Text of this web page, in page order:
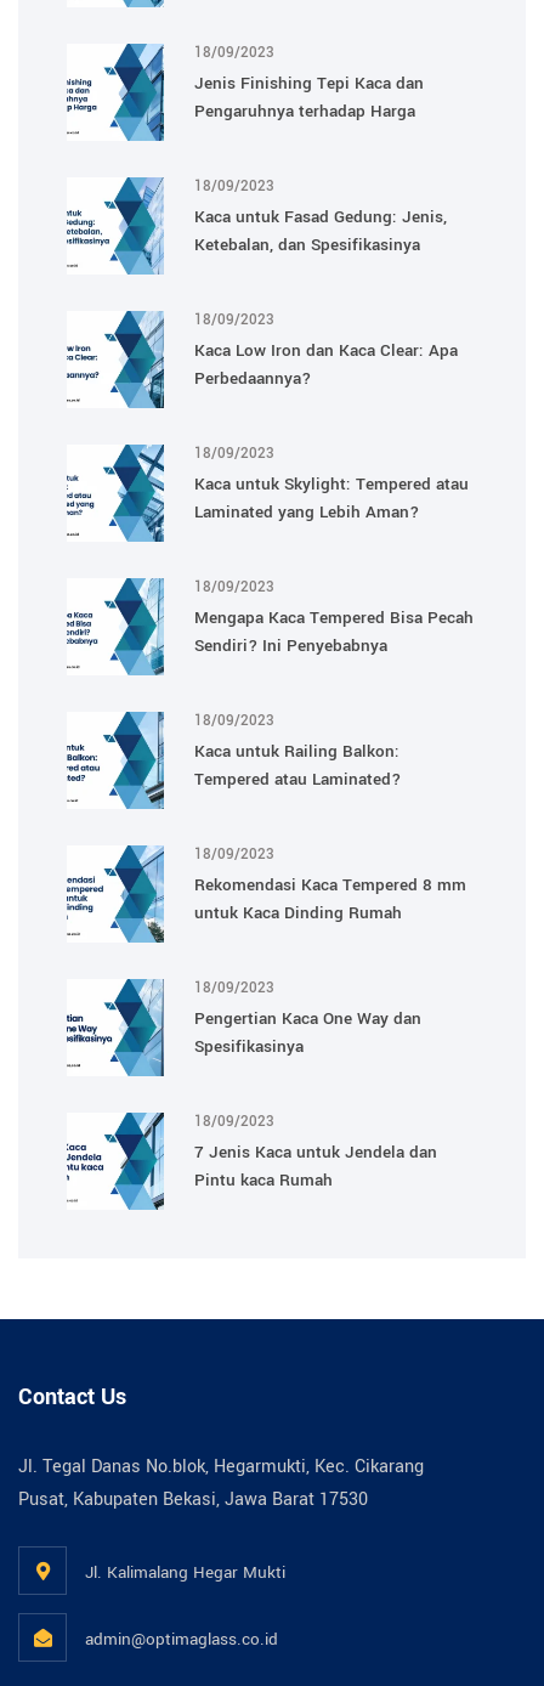
18/09/2023
Jenis Finishing Tepi Kaca dan
Pengaruhnya terhadap Harga
18/09/2023
Kaca untuk Fasad Gedung: Jenis,
Ketebalan, dan Spesifikasinya
18/09/2023
Kaca Low Iron dan Kaca Clear: Apa
Perbedaannya?
18/09/2023
Kaca untuk Skylight: Tempered atau
Laminated yang Lebih Aman?
18/09/2023
Mengapa Kaca Tempered Bisa Pecah
Sendiri? Ini Penyebabnya
18/09/2023
Kaca untuk Railing Balkon:
Tempered atau Laminated?
18/09/2023
Rekomendasi Kaca Tempered 8 mm
untuk Kaca Dinding Rumah
18/09/2023
Pengertian Kaca One Way dan
Spesifikasinya
18/09/2023
7 Jenis Kaca untuk Jendela dan
Pintu kaca Rumah
Contact Us
Jl. Tegal Danas No.blok, Hegarmukti, Kec. Cikarang
Pusat, Kabupaten Bekasi, Jawa Barat 17530
Jl. Kalimalang Hegar Mukti
admin@optimaglass.co.id